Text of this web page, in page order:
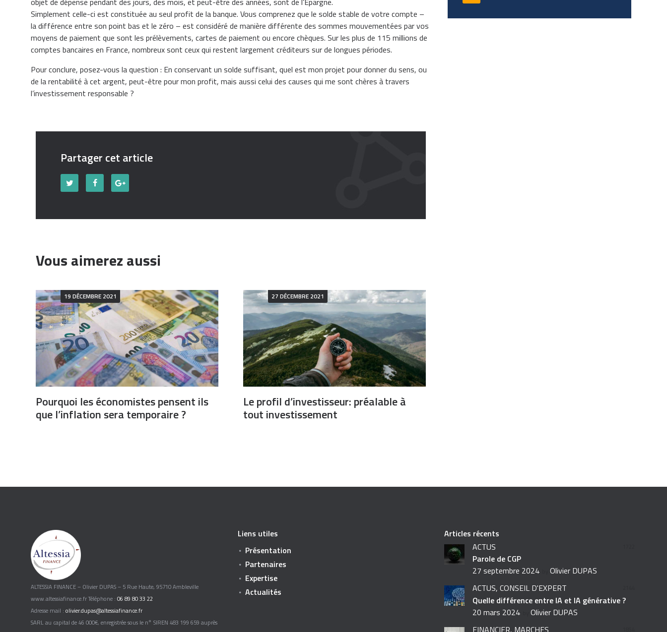
Simplement celle-ci est constituée au seul profit de la banque. Vous comprenez que le solde stable de votre compte –
la différence entre son point bas et le zéro – est considéré de manière différente des sommes mouvementées par vos
moyens de paiement que sont les prélèvements, cartes de paiement ou encore chèques. Sur les plus de 115 millions de
comptes bancaires en France, nombreux sont ceux qui restent largement créditeurs sur de longues périodes.
Pour conclure, posez-vous la question : En conservant un solde suffisant, quel est mon projet pour donner du sens, ou
de la rentabilité à cet argent, peut-être pour mon profit, mais aussi celui des causes qui me sont chères à travers
l’investissement responsable ?
Partager cet article
Vous aimerez aussi
19 DÉCEMBRE 2021
Pourquoi les économistes pensent ils
que l’inflation sera temporaire ?
27 DÉCEMBRE 2021
Le profil d’investisseur: préalable à
tout investissement
ALTESSIA FINANCE – Olivier DUPAS – 5 Rue Haute, 95710 Ambleville
www.altessiafinance.fr Téléphone : 06 89 80 33 22
Adresse mail : olivier.dupas@altessiafinance.fr
SARL au capital de 46 000€, enregistrée sous le n° SIREN 483 199 659 auprès
Liens utiles
Présentation
Partenaires
Expertise
Actualités
Articles récents
ACTUS
Parole de CGP
27 septembre 2024
byOlivier DUPAS
ACTUS,CONSEIL D'EXPERT
Quelle différence entre IA et IA générative ?
20 mars 2024
byOlivier DUPAS
FINANCIER, MARCHÉS